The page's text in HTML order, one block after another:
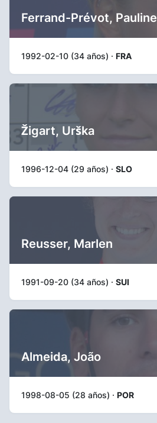
Ferrand-Prévot, Pauline
1992-02-10 (34 años) · FRA
Žigart, Urška
1996-12-04 (29 años) · SLO
Reusser, Marlen
1991-09-20 (34 años) · SUI
Almeida, João
1998-08-05 (28 años) · POR